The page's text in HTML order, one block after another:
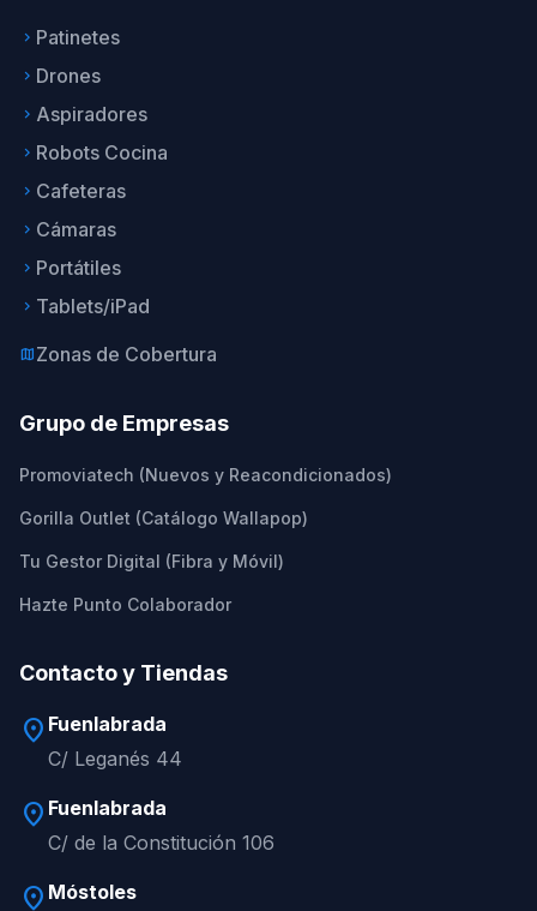
keyboard_arrow_right Patinetes
keyboard_arrow_right Drones
keyboard_arrow_right Aspiradores
keyboard_arrow_right Robots Cocina
keyboard_arrow_right Cafeteras
keyboard_arrow_right Cámaras
keyboard_arrow_right Portátiles
keyboard_arrow_right Tablets/iPad
mapZonas de Cobertura
Grupo de Empresas
Promoviatech (Nuevos y Reacondicionados)
Gorilla Outlet (Catálogo Wallapop)
Tu Gestor Digital (Fibra y Móvil)
Hazte Punto Colaborador
Contacto y Tiendas
location_on Fuenlabrada
C/ Leganés 44
location_on Fuenlabrada
C/ de la Constitución 106
location_on Móstoles